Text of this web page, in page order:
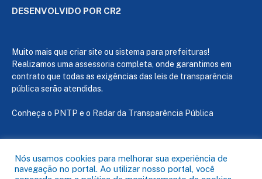
DESENVOLVIDO POR CR2
Muito mais que criar site ou sistema para prefeituras!
Realizamos uma assessoria completa, onde garantimos em
contrato que todas as exigências das leis de transparência
pública serão atendidas.
Conheça o PNTP e o Radar da Transparência Pública
Todos os direitos reservados a Câmara de Capanema
Nós usamos cookies para melhorar sua experiência de
navegação no portal. Ao utilizar nosso portal, você